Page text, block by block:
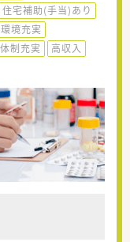
住宅補助(手当)あり
境充実
制充実
高収入